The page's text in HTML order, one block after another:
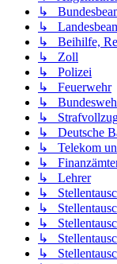
↳
↳
↳ Beihilfe,
↳ Zoll
↳ Polizei
↳ Feuerwehr
↳
↳
↳ Deutsche
↳ Telekom
↳
↳ Lehrer
↳
↳
↳
↳
↳